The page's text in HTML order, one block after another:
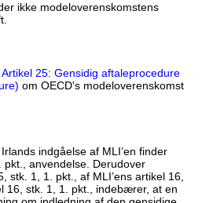
ikke modeloverenskomstens
25: Gensidig aftaleprocedure
om OECD's modeloverenskomst
indgåelse af MLI’en finder
pkt., anvendelse. Derudover
stk. 1, 1. pkt., af MLI’ens artikel 16,
16, stk. 1, 1. pkt., indebærer, at en